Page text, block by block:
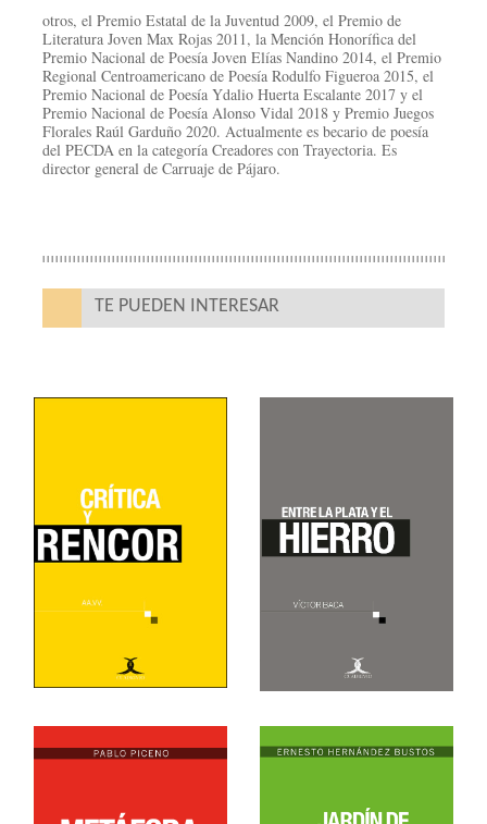
otros, el Premio Estatal de la Juventud 2009, el Premio de
Literatura Joven Max Rojas 2011, la Mención Honorífica del
Premio Nacional de Poesía Joven Elías Nandino 2014, el Premio
Regional Centroamericano de Poesía Rodulfo Figueroa 2015, el
Premio Nacional de Poesía Ydalio Huerta Escalante 2017 y el
Premio Nacional de Poesía Alonso Vidal 2018 y Premio Juegos
Florales Raúl Garduño 2020. Actualmente es becario de poesía
del PECDA en la categoría Creadores con Trayectoria. Es
director general de Carruaje de Pájaro.
TE PUEDEN INTERESAR